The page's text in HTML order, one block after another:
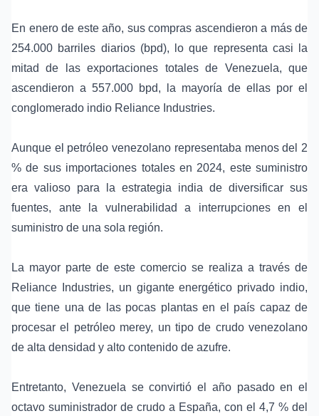
En enero de este año, sus compras ascendieron a más de
254.000 barriles diarios (bpd), lo que representa casi la
mitad de las exportaciones totales de Venezuela, que
ascendieron a 557.000 bpd, la mayoría de ellas por el
conglomerado indio Reliance Industries.
Aunque el petróleo venezolano representaba menos del 2
% de sus importaciones totales en 2024, este suministro
era valioso para la estrategia india de diversificar sus
fuentes, ante la vulnerabilidad a interrupciones en el
suministro de una sola región.
La mayor parte de este comercio se realiza a través de
Reliance Industries, un gigante energético privado indio,
que tiene una de las pocas plantas en el país capaz de
procesar el petróleo merey, un tipo de crudo venezolano
de alta densidad y alto contenido de azufre.
Entretanto, Venezuela se convirtió el año pasado en el
octavo suministrador de crudo a España, con el 4,7 % del